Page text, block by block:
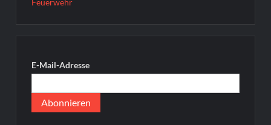
Feuerwehr
E-Mail-Adresse